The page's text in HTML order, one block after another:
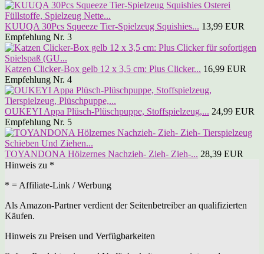
KUUQA 30Pcs Squeeze Tier-Spielzeug Squishies... 13,99 EUR
Empfehlung Nr. 3
Katzen Clicker-Box gelb 12 x 3,5 cm: Plus Clicker... 16,99 EUR
Empfehlung Nr. 4
OUKEYI Appa Plüsch-Plüschpuppe, Stoffspielzeug,... 24,99 EUR
Empfehlung Nr. 5
TOYANDONA Hölzernes Nachzieh- Zieh- Zieh-... 28,39 EUR
Hinweis zu *
* = Affiliate-Link / Werbung
Als Amazon-Partner verdient der Seitenbetreiber an qualifizierten
Käufen.
Hinweis zu Preisen und Verfügbarkeiten